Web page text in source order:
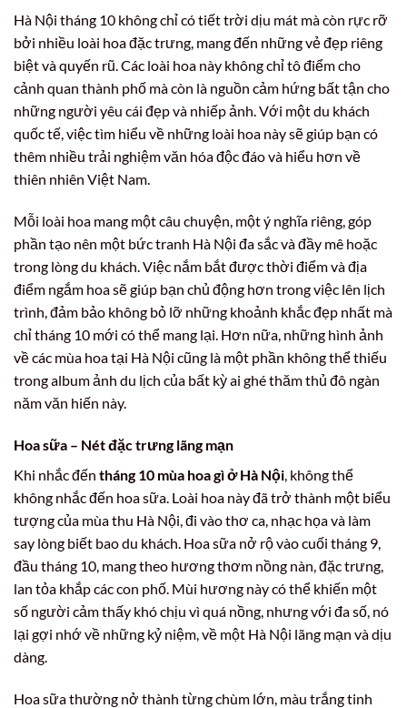
Hà Nội tháng 10 không chỉ có tiết trời dịu mát mà còn rực rỡ
bởi nhiều loài hoa đặc trưng, mang đến những vẻ đẹp riêng
biệt và quyến rũ. Các loài hoa này không chỉ tô điểm cho
cảnh quan thành phố mà còn là nguồn cảm hứng bất tận cho
những người yêu cái đẹp và nhiếp ảnh. Với một du khách
quốc tế, việc tìm hiểu về những loài hoa này sẽ giúp bạn có
thêm nhiều trải nghiệm văn hóa độc đáo và hiểu hơn về
thiên nhiên Việt Nam.
Mỗi loài hoa mang một câu chuyện, một ý nghĩa riêng, góp
phần tạo nên một bức tranh Hà Nội đa sắc và đầy mê hoặc
trong lòng du khách. Việc nắm bắt được thời điểm và địa
điểm ngắm hoa sẽ giúp bạn chủ động hơn trong việc lên lịch
trình, đảm bảo không bỏ lỡ những khoảnh khắc đẹp nhất mà
chỉ tháng 10 mới có thể mang lại. Hơn nữa, những hình ảnh
về các mùa hoa tại Hà Nội cũng là một phần không thể thiếu
trong album ảnh du lịch của bất kỳ ai ghé thăm thủ đô ngàn
năm văn hiến này.
Hoa sữa – Nét đặc trưng lãng mạn
Khi nhắc đến tháng 10 mùa hoa gì ở Hà Nội, không thể
không nhắc đến hoa sữa. Loài hoa này đã trở thành một biểu
tượng của mùa thu Hà Nội, đi vào thơ ca, nhạc họa và làm
say lòng biết bao du khách. Hoa sữa nở rộ vào cuối tháng 9,
đầu tháng 10, mang theo hương thơm nồng nàn, đặc trưng,
lan tỏa khắp các con phố. Mùi hương này có thể khiến một
số người cảm thấy khó chịu vì quá nồng, nhưng với đa số, nó
lại gợi nhớ về những kỷ niệm, về một Hà Nội lãng mạn và dịu
dàng.
Hoa sữa thường nở thành từng chùm lớn, màu trắng tinh